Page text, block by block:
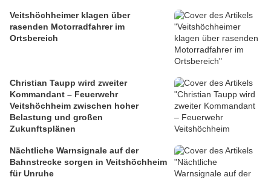
Veitshöchheimer klagen über
rasenden Motorradfahrer im
Ortsbereich
Christian Taupp wird zweiter
Kommandant – Feuerwehr
Veitshöchheim zwischen hoher
Belastung und großen
Zukunftsplänen
Nächtliche Warnsignale auf der
Bahnstrecke sorgen in Veitshöchheim
für Unruhe